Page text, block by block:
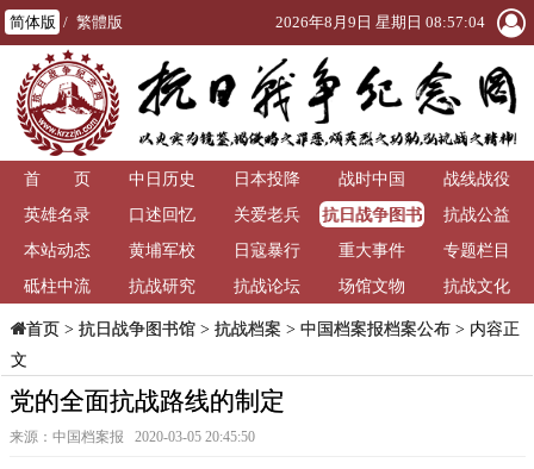
简体版 / 繁體版 2026年8月9日 星期日 08:57:04
首 页 中日历史 日本投降 战时中国
战线战役
英雄名录
口述回忆 关爱老兵
抗日战争图书
馆
抗战公益
本站动态
黄埔军校 日寇暴行 重大事件
专题栏目
砥柱中流
抗战研究 抗战论坛 场馆文物 抗战文化
首页> 抗日战争图书馆> 抗战档案> 中国档案报档案公布> 内容正
文
党的全面抗战路线的制定
来源：中国档案报 2020-03-05 20:45:50